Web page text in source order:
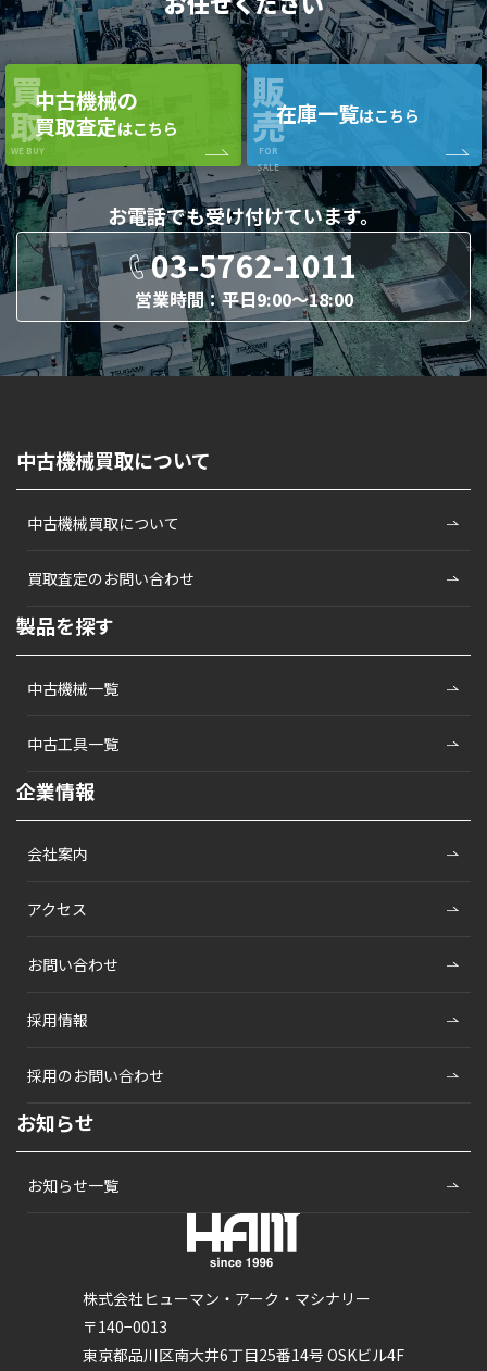
買
取
WE BUY
中古機械の
買取査定はこちら
販
売
FOR
SALE
在庫一覧はこちら
お電話でも受け付けています。
03-5762-1011
営業時間：平日9:00〜18:00
株式会社ヒューマン・アーク・マシナリー
〒140−0013
東京都品川区南大井6丁目25番14号 OSKビル4F
中古機械買取について
中古機械買取について
買取査定のお問い合わせ
製品を探す
中古機械一覧
中古工具一覧
企業情報
会社案内
アクセス
お問い合わせ
採用情報
採用のお問い合わせ
お知らせ
お知らせ一覧